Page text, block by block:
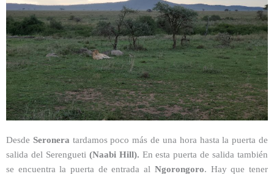
Desde Seronera tardamos poco más de una hora hasta la puerta de
salida del Serengueti (Naabi Hill). En esta puerta de salida también
se encuentra la puerta de entrada al Ngorongoro. Hay que tener